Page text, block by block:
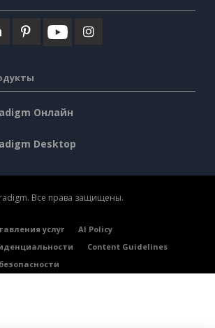
Онлайн
Desktop
Все права защищены.
услуг
AI Policy
Content Guidelines